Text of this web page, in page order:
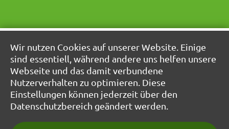
Wir nutzen Cookies auf unserer Website. Einige
sind essentiell, während andere uns helfen unsere
Webseite und das damit verbundene
Nutzerverhalten zu optimieren. Diese
Einstellungen können jederzeit über den
Datenschutzbereich geändert werden.